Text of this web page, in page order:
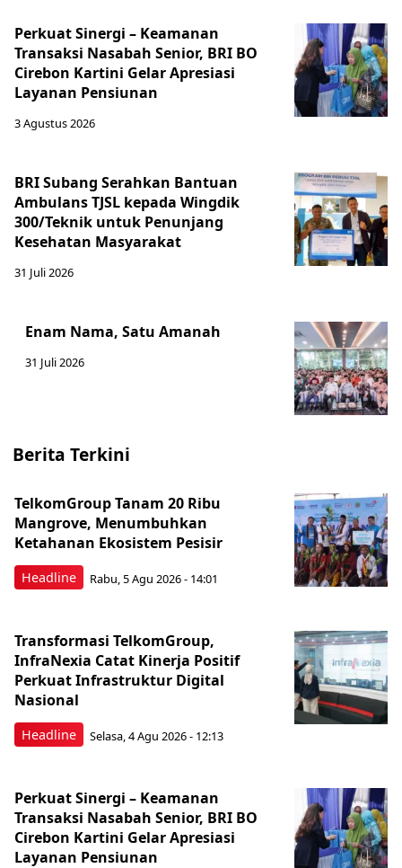
Perkuat Sinergi – Keamanan
Transaksi Nasabah Senior, BRI BO
Cirebon Kartini Gelar Apresiasi
Layanan Pensiunan
3 Agustus 2026
BRI Subang Serahkan Bantuan
Ambulans TJSL kepada Wingdik
300/Teknik untuk Penunjang
Kesehatan Masyarakat ​
31 Juli 2026
Enam Nama, Satu Amanah
31 Juli 2026
Berita Terkini
Headline
TelkomGroup Tanam 20 Ribu
Mangrove, Menumbuhkan
Ketahanan Ekosistem Pesisir
Rabu, 5 Agu 2026 - 14:01
Headline
Transformasi TelkomGroup,
InfraNexia Catat Kinerja Positif
Perkuat Infrastruktur Digital
Nasional
Selasa, 4 Agu 2026 - 12:13
Perkuat Sinergi – Keamanan
Transaksi Nasabah Senior, BRI BO
Cirebon Kartini Gelar Apresiasi
Layanan Pensiunan